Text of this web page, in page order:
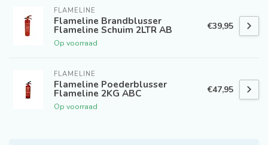
FLAMELINE
Flameline Brandblusser
Flameline Schuim 2LTR AB
Op voorraad
€39,95
FLAMELINE
Flameline Poederblusser
Flameline 2KG ABC
Op voorraad
€47,95